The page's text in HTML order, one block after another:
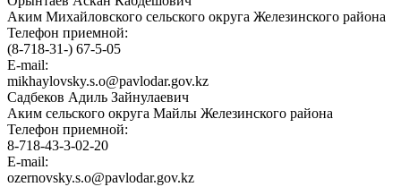
Аким Михайловского сельского округа Железинского района
Телефон приемной:
(8-718-31-) 67-5-05
E-mail:
mikhaylovsky.s.o@pavlodar.gov.kz
Садбеков Адиль Зайнулаевич
Аким сельского округа Майлы Железинского района
Телефон приемной:
8-718-43-3-02-20
E-mail:
ozernovsky.s.o@pavlodar.gov.kz